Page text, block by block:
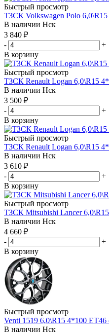
Быстрый просмотр
ТЗСК Volkswagen Polo
В наличии Нск
3 840 ₽
-
+
В корзину
Быстрый просмотр
ТЗСК Renault Logan 6,0\R15
В наличии Нск
3 500 ₽
-
+
В корзину
Быстрый просмотр
ТЗСК Renault Logan 6,0\R15
В наличии Нск
3 610 ₽
-
+
В корзину
Быстрый просмотр
ТЗСК Mitsubishi Lancer
В наличии Нск
4 660 ₽
-
+
В корзину
Быстрый просмотр
Venti 1519 6,0\R15 4*100 ET46
В наличии Нск